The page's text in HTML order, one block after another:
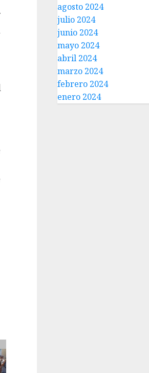
agosto 2024
julio 2024
junio 2024
mayo 2024
abril 2024
marzo 2024
febrero 2024
enero 2024